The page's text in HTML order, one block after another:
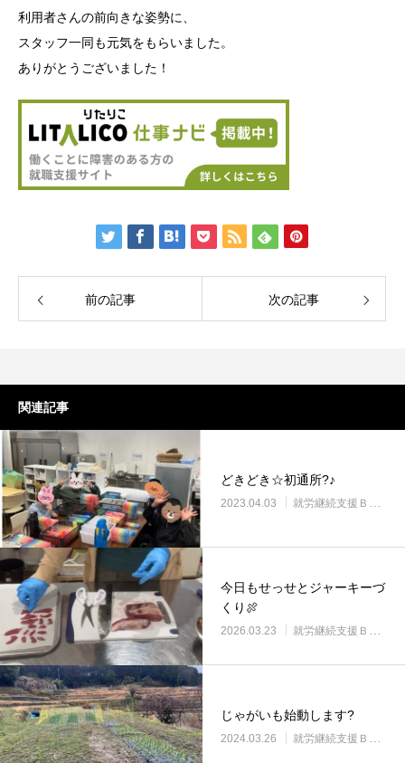
利用者さんの前向きな姿勢に、
スタッフ一同も元気をもらいました。
ありがとうございました！
前の記事 次の記事
関連記事
どきどき☆初通所?♪
2023.04.03 就労継続支援Ｂ型・ニコプレイス
今日もせっせとジャーキーづ
くり🍖
2026.03.23 就労継続支援Ｂ型・ニコプレイス
じゃがいも始動します?
2024.03.26 就労継続支援Ｂ型・ニコプレイス